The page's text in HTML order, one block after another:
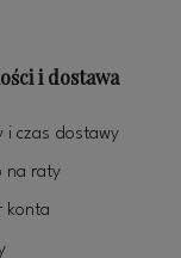
i dostawa
i czas dostawy
na raty
konta